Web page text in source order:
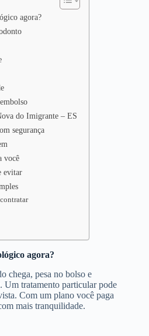
agora?
do Imigrante – ES
segurança
você
evitar
agora?
chega, pesa no bolso e
Um tratamento particular pode
Com um plano você paga
mais tranquilidade.